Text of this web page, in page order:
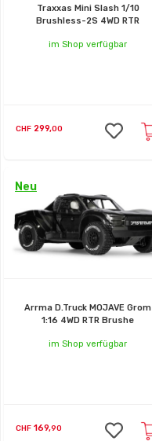
Traxxas Mini Slash 1/10
Brushless-2S 4WD RTR
im Shop verfügbar
CHF 299,00
Neu
Arrma D.Truck MOJAVE Grom
1:16 4WD RTR Brushe
im Shop verfügbar
CHF 169,90